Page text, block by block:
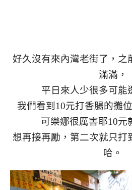
好久沒有來內灣老街了，之
滿滿，
平日來人少很多可能
我們看到10元打香腸的攤
可樂娜很厲害耶10元
想再接再勵，第二次就只打
哈。